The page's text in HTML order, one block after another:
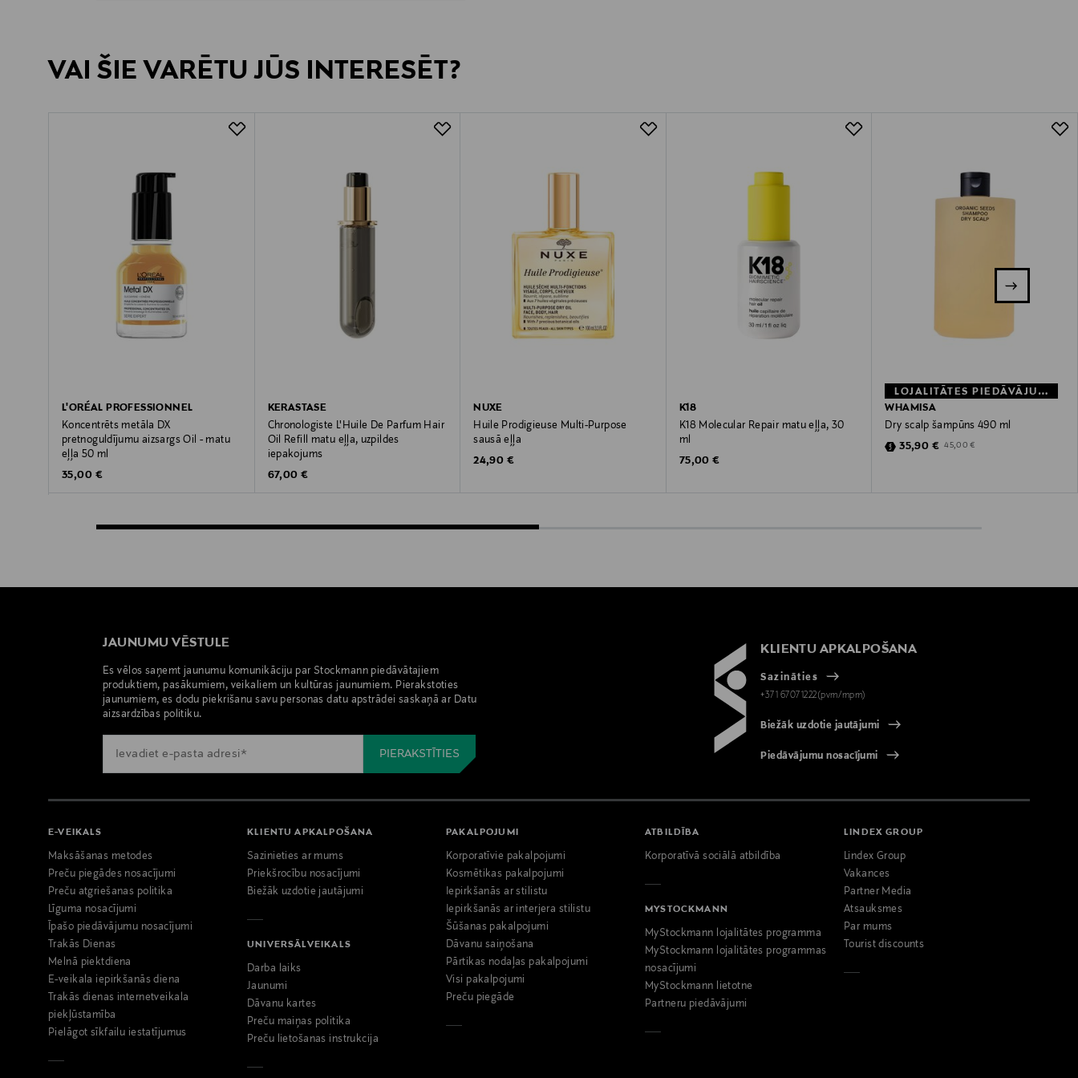
VAI ŠIE VARĒTU JŪS INTERESĒT?
L'ORÉAL PROFESSIONNEL
Koncentrēts metāla DX
pretnoguldījumu aizsargs Oil - matu
eļļa 50 ml
Original Price
35,00 €
KERASTASE
Chronologiste L'Huile De Parfum Hair
Oil Refill matu eļļa, uzpildes
iepakojums
Original Price
67,00 €
NUXE
Huile Prodigieuse Multi-Purpose
sausā eļļa
Original Price
24,90 €
K18
K18 Molecular Repair matu eļļa, 30
ml
Original Price
75,00 €
LOJALITĀTES PIEDĀVĀJUMS 20%
WHAMISA
Dry scalp šampūns 490 ml
Discounted Price
35,90 € Original Price
45,00 €
JAUNUMU VĒSTULE
Es vēlos saņemt jaunumu komunikāciju par Stockmann piedāvātajiem
produktiem, pasākumiem, veikaliem un kultūras jaunumiem. Pierakstoties
jaunumiem, es dodu piekrišanu savu personas datu apstrādei saskaņā ar Datu
aizsardzības politiku.
KLIENTU APKALPOŠANA
Sazināties
+371 67071222(pvm/mpm)
Biežāk uzdotie jautājumi
Piedāvājumu nosacījumi
E-VEIKALS
Maksāšanas metodes
Preču piegādes nosacījumi
Preču atgriešanas politika
Līguma nosacījumi
Īpašo piedāvājumu nosacījumi
Trakās Dienas
Melnā piektdiena
E-veikala iepirkšanās diena
Trakās dienas internetveikala
piekļūstamība
Pielāgot sīkfailu iestatījumus
KLIENTU APKALPOŠANA
Sazinieties ar mums
Priekšrocību nosacījumi
Biežāk uzdotie jautājumi
UNIVERSĀLVEIKALS
Darba laiks
Jaunumi
Dāvanu kartes
Preču maiņas politika
Preču lietošanas instrukcija
PAKALPOJUMI
Korporatīvie pakalpojumi
Kosmētikas pakalpojumi
Iepirkšanās ar stilistu
Iepirkšanās ar interjera stilistu
Šūšanas pakalpojumi
Dāvanu saiņošana
Pārtikas nodaļas pakalpojumi
Visi pakalpojumi
Preču piegāde
ATBILDĪBA
Korporatīvā sociālā atbildība
MYSTOCKMANN
MyStockmann lojalitātes programma
MyStockmann lojalitātes programmas
nosacījumi
MyStockmann lietotne
Partneru piedāvājumi
LINDEX GROUP
Lindex Group
Vakances
Partner Media
Atsauksmes
Par mums
Tourist discounts